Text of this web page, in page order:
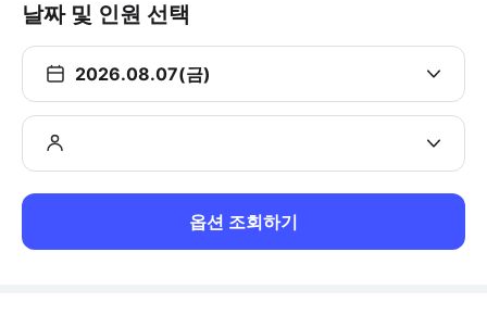
날짜 및 인원 선택
2026.08.07(금)
옵션 조회하기